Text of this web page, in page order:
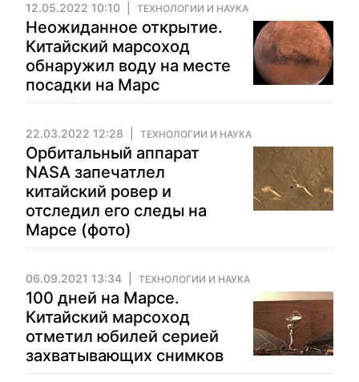
12.05.2022 10:10 ТЕХНОЛОГИИ И НАУКА
Неожиданное открытие.
Китайский марсоход
обнаружил воду на месте
посадки на Марс
22.03.2022 12:28 ТЕХНОЛОГИИ И НАУКА
Орбитальный аппарат
NASA запечатлел
китайский ровер и
отследил его следы на
Марсе (фото)
06.09.2021 13:34 ТЕХНОЛОГИИ И НАУКА
100 дней на Марсе.
Китайский марсоход
отметил юбилей серией
захватывающих снимков